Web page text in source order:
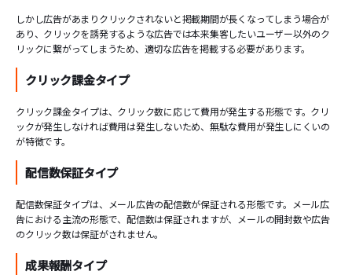
しかし広告があまりクリックされないと掲載期間が長くなってしまう場合が
あり、クリックを誘発するような広告では本来集客したいユーザー以外のク
リックに繋がってしまうため、適切な広告を掲載する必要があります。
クリック課金タイプ
クリック課金タイプは、クリック数に応じて費用が発生する形態です。クリ
ックが発生しなければ費用は発生しないため、無駄な費用が発生しにくいの
が特徴です。
配信数保証タイプ
配信数保証タイプは、メール広告の配信数が保証される形態です。メール広
告における主流の形態で、配信数は保証されますが、メールの開封数や広告
のクリック数は保証がされません。
成果報酬タイプ